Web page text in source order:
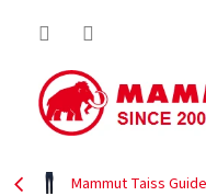
Mammut Taiss